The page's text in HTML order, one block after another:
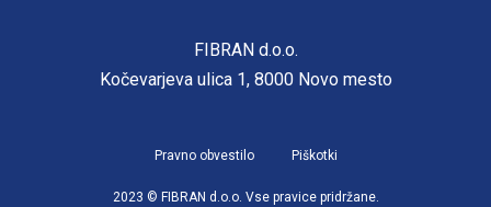
FIBRAN d.o.o.
Kočevarjeva ulica 1, 8000 Novo mesto
2023 © FIBRAN d.o.o. Vse pravice pridržane.
Pravno obvestilo Piškotki